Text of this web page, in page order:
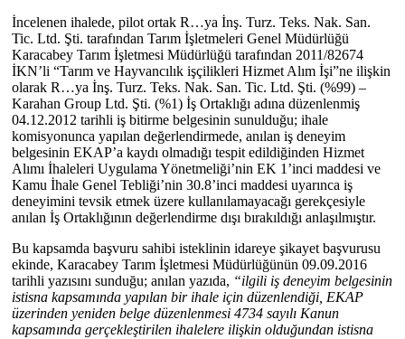
İncelenen ihalede, pilot ortak R…ya İnş. Turz. Teks. Nak. San.
Tic. Ltd. Şti. tarafından Tarım İşletmeleri Genel Müdürlüğü
Karacabey Tarım İşletmesi Müdürlüğü tarafından 2011/82674
İKN’li “Tarım ve Hayvancılık işçilikleri Hizmet Alım İşi”ne ilişkin
olarak R…ya İnş. Turz. Teks. Nak. San. Tic. Ltd. Şti. (%99) –
Karahan Group Ltd. Şti. (%1) İş Ortaklığı adına düzenlenmiş
04.12.2012 tarihli iş bitirme belgesinin sunulduğu; ihale
komisyonunca yapılan değerlendirmede, anılan iş deneyim
belgesinin EKAP’a kaydı olmadığı tespit edildiğinden Hizmet
Alımı İhaleleri Uygulama Yönetmeliği’nin EK 1’inci maddesi ve
Kamu İhale Genel Tebliği’nin 30.8’inci maddesi uyarınca iş
deneyimini tevsik etmek üzere kullanılamayacağı gerekçesiyle
anılan İş Ortaklığının değerlendirme dışı bırakıldığı anlaşılmıştır.
Bu kapsamda başvuru sahibi isteklinin idareye şikayet başvurusu
ekinde, Karacabey Tarım İşletmesi Müdürlüğünün 09.09.2016
tarihli yazısını sunduğu; anılan yazıda, “ilgili iş deneyim belgesinin
istisna kapsamında yapılan bir ihale için düzenlendiği, EKAP
üzerinden yeniden belge düzenlenmesi 4734 sayılı Kanun
kapsamında gerçekleştirilen ihalelere ilişkin olduğundan istisna